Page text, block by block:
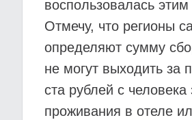
воспользовалась
Отмечу, что регионы
определяют сумму
не могут выходить за
ста рублей с человека
проживания в отеле